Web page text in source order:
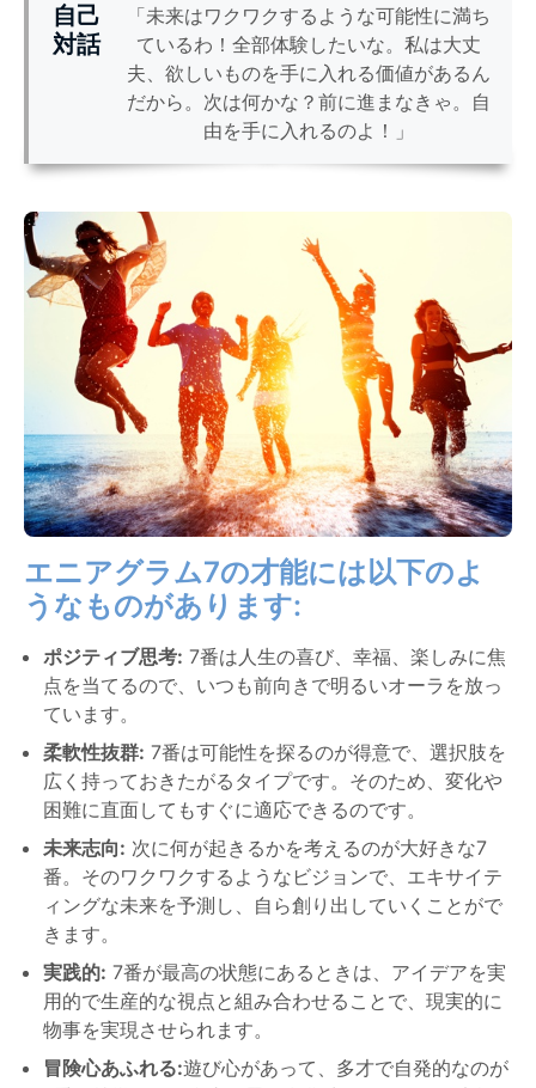
自己
対話
「未来はワクワクするような可能性に満ち
ているわ！全部体験したいな。私は大丈
夫、欲しいものを手に入れる価値があるん
だから。次は何かな？前に進まなきゃ。自
由を手に入れるのよ！」
エニアグラム7の才能には以下のよ
うなものがあります:
ポジティブ思考: 7番は人生の喜び、幸福、楽しみに焦
点を当てるので、いつも前向きで明るいオーラを放っ
ています。
柔軟性抜群: 7番は可能性を探るのが得意で、選択肢を
広く持っておきたがるタイプです。そのため、変化や
困難に直面してもすぐに適応できるのです。
未来志向: 次に何が起きるかを考えるのが大好きな7
番。そのワクワクするようなビジョンで、エキサイテ
ィングな未来を予測し、自ら創り出していくことがで
きます。
実践的: 7番が最高の状態にあるときは、アイデアを実
用的で生産的な視点と組み合わせることで、現実的に
物事を実現させられます。
冒険心あふれる:遊び心があって、多才で自発的なのが